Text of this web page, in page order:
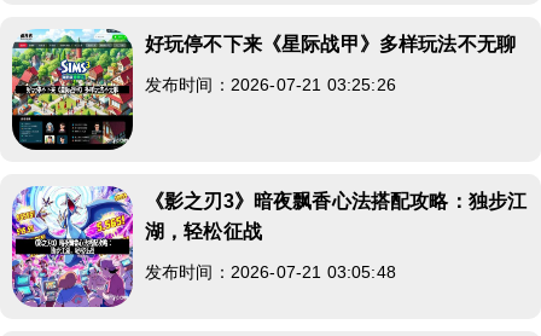
好玩停不下来《星际战甲》多样玩法不无聊
发布时间：2026-07-21 03:25:26
《影之刃3》暗夜飘香心法搭配攻略：独步江
湖，轻松征战
发布时间：2026-07-21 03:05:48